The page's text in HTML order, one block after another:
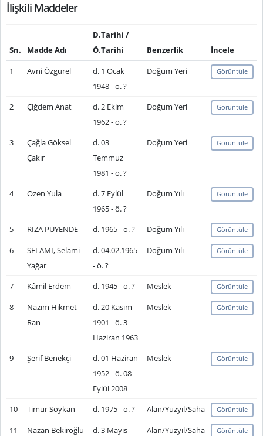
İlişkili Maddeler
Sn. Madde Adı
D.Tarihi /
Ö.Tarihi
Benzerlik
İncele
1
Avni Özgürel
d. 1 Ocak
1948 - ö. ?
Doğum Yeri Görüntüle
2 Çiğdem Anat
d. 2 Ekim
1962 - ö. ?
Doğum Yeri Görüntüle
3
Çağla Göksel
Çakır
d. 03
Temmuz
1981 - ö. ?
Doğum Yeri Görüntüle
4 Özen Yula
d. 7 Eylül
1965 - ö. ?
Doğum Yılı Görüntüle
5 RIZA PUYENDE d. 1965 - ö. ? Doğum Yılı Görüntüle
6
SELAMİ, Selami
Yağar
d. 04.02.1965
- ö. ?
Doğum Yılı Görüntüle
7 Kâmil Erdem d. 1945 - ö. ? Meslek Görüntüle
8
Nazım Hikmet
Ran
d. 20 Kasım
1901 - ö. 3
Haziran 1963
Meslek Görüntüle
9 Şerif Benekçi
d. 01 Haziran
1952 - ö. 08
Eylül 2008
Meslek Görüntüle
10 Timur Soykan d. 1975 - ö. ? Alan/Yüzyıl/Saha Görüntüle
11 Nazan Bekiroğlu
d. 3 Mayıs
Alan/Yüzyıl/Saha Görüntüle